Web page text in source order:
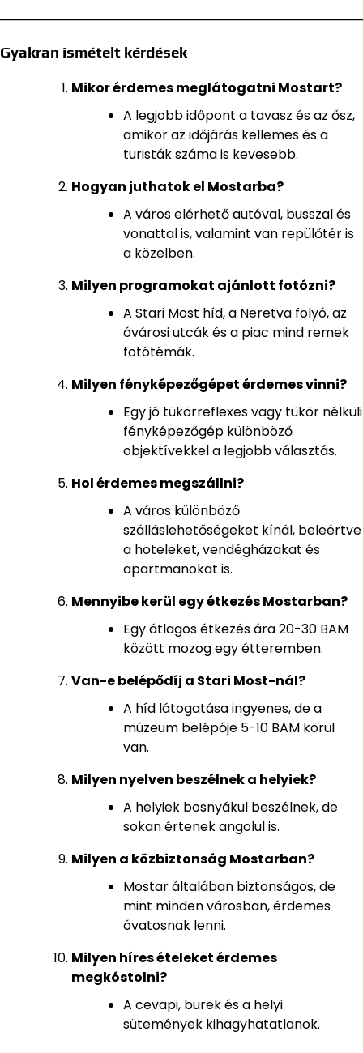
Gyakran ismételt kérdések
Mikor érdemes meglátogatni Mostart?
A legjobb időpont a tavasz és az ősz,
amikor az időjárás kellemes és a
turisták száma is kevesebb.
Hogyan juthatok el Mostarba?
A város elérhető autóval, busszal és
vonattal is, valamint van repülőtér is
a közelben.
Milyen programokat ajánlott fotózni?
A Stari Most híd, a Neretva folyó, az
óvárosi utcák és a piac mind remek
fotótémák.
Milyen fényképezőgépet érdemes vinni?
Egy jó tükörreflexes vagy tükör nélküli
fényképezőgép különböző
objektívekkel a legjobb választás.
Hol érdemes megszállni?
A város különböző
szálláslehetőségeket kínál, beleértve
a hoteleket, vendégházakat és
apartmanokat is.
Mennyibe kerül egy étkezés Mostarban?
Egy átlagos étkezés ára 20-30 BAM
között mozog egy étteremben.
Van-e belépődíj a Stari Most-nál?
A híd látogatása ingyenes, de a
múzeum belépője 5-10 BAM körül
van.
Milyen nyelven beszélnek a helyiek?
A helyiek bosnyákul beszélnek, de
sokan értenek angolul is.
Milyen a közbiztonság Mostarban?
Mostar általában biztonságos, de
mint minden városban, érdemes
óvatosnak lenni.
Milyen híres ételeket érdemes
megkóstolni?
A cevapi, burek és a helyi
sütemények kihagyhatatlanok.